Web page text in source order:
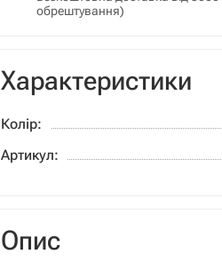
обрештування)
Характеристики
Колір:
Артикул:
Опис